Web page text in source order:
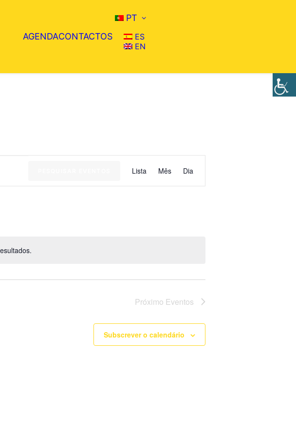
AGENDACONTACTOS
PT
ES
EN
VISTAS
NAVEGAÇÃO
Lista Mês Dia
Próximo Eventos
Subscrever o calendário